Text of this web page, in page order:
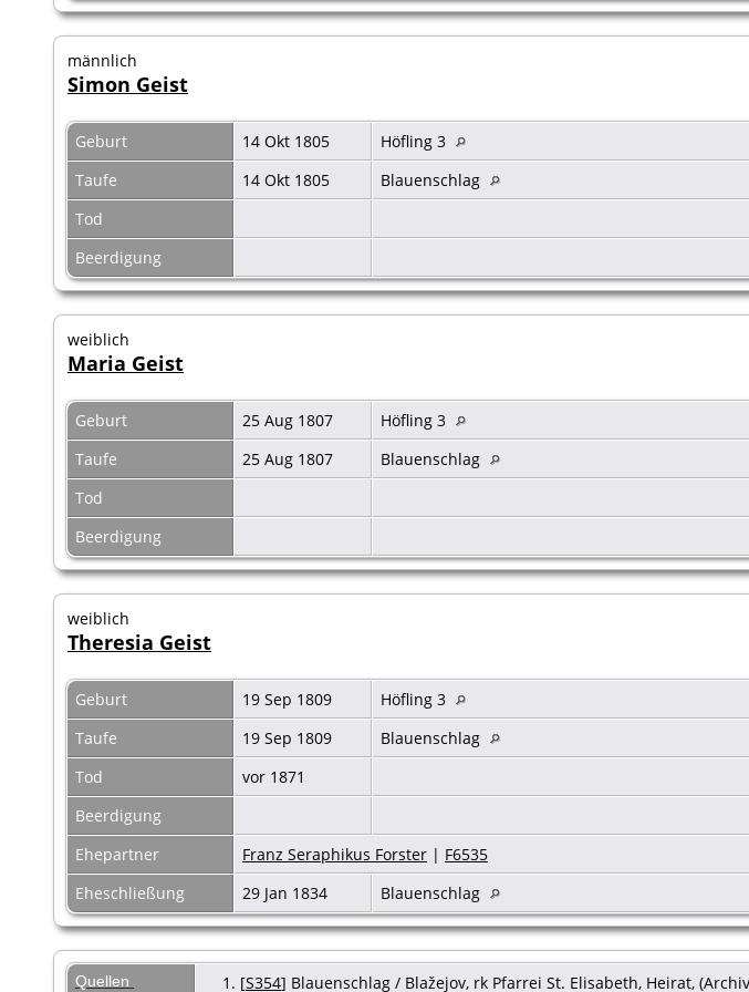
männlich
Simon Geist
Geburt 14 Okt 1805
Höfling 3
Taufe
14 Okt 1805
Blauenschlag
Tod
Beerdigung
weiblich
Maria Geist
Geburt 25 Aug 1807
Höfling 3
Taufe
25 Aug 1807
Blauenschlag
Tod
Beerdigung
weiblich
Theresia Geist
Geburt 19 Sep 1809
Höfling 3
Taufe
19 Sep 1809
Blauenschlag
Tod
vor 1871
Beerdigung
Ehepartner
Franz Seraphikus Forster | F6535
Eheschließung
29 Jan 1834 Blauenschlag
Quellen [S354] Blauenschlag / Blažejov, rk Pfarrei St. Elisabeth, Heirat,